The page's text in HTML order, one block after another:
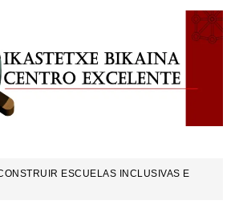
ESCUELAS INCLUSIVAS E